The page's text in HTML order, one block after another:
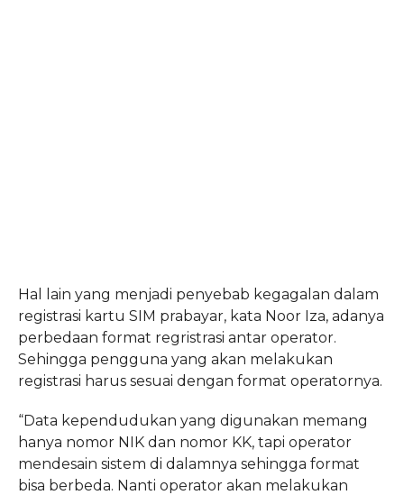
Hal lain yang menjadi penyebab kegagalan dalam
registrasi kartu SIM prabayar, kata Noor Iza, adanya
perbedaan format regristrasi antar operator.
Sehingga pengguna yang akan melakukan
registrasi harus sesuai dengan format operatornya.
“Data kependudukan yang digunakan memang
hanya nomor NIK dan nomor KK, tapi operator
mendesain sistem di dalamnya sehingga format
bisa berbeda. Nanti operator akan melakukan